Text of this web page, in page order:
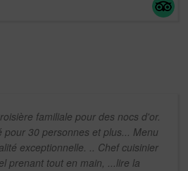
familiale pour des nocs d'or.
pour 30 personnes et plus... Menu
exceptionnelle. .. Chef cuisinier
prenant tout en main, ...lire la